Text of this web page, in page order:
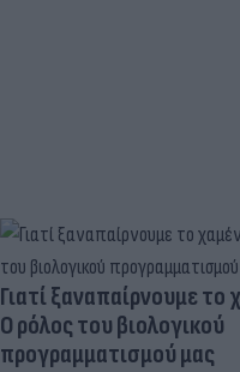
Γιατί ξαναπαίρνουμε το
Ο ρόλος του βιολογικού
προγραμματισμού μας